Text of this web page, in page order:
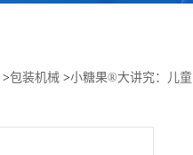
>包装机械 >小糖果®大讲究：儿童